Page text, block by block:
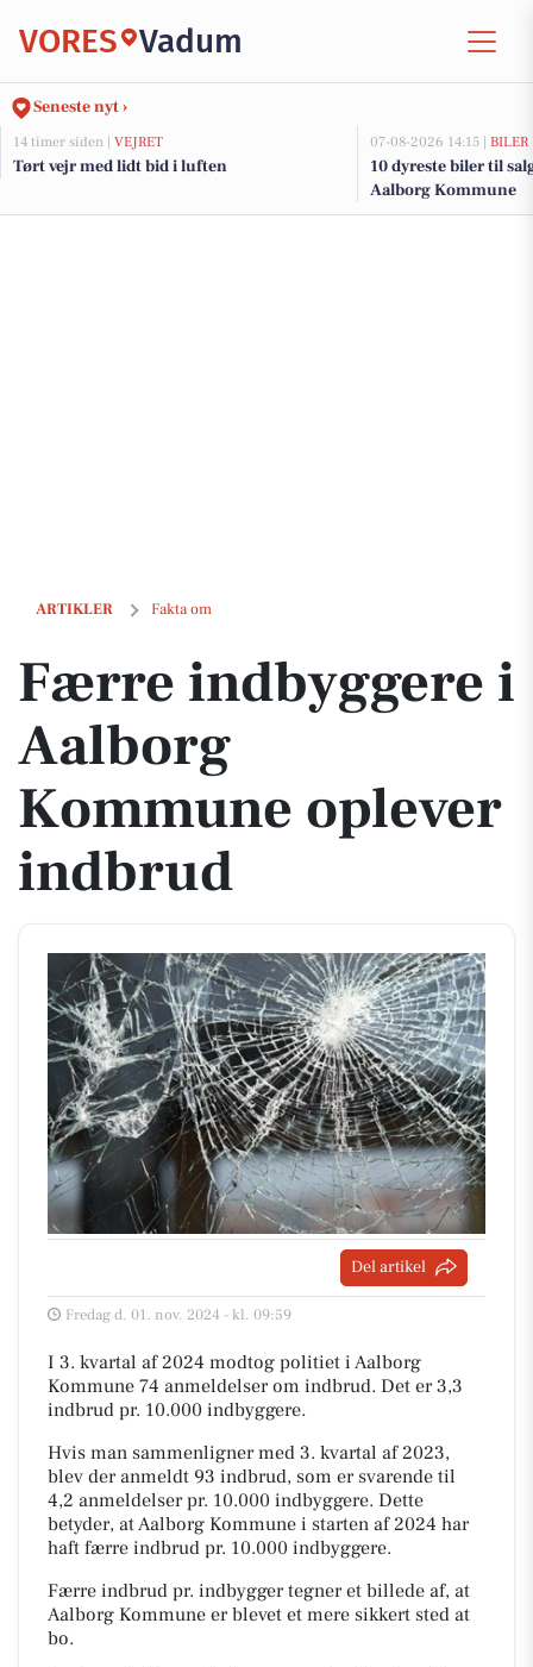
VORES Vadum
Seneste nyt ›
14 timer siden | VEJRET
Tørt vejr med lidt bid i luften
07-08-2026 14:15 | BILER
10 dyreste biler til
Aalborg Kommune
ARTIKLER Fakta om
Færre indbyggere i Aalborg Kommune oplever indbrud
Færre indbyggere i
Aalborg
Kommune oplever
indbrud
Del artikel
Fredag d. 01. nov. 2024 - kl. 09:59
I 3. kvartal af 2024 modtog politiet i Aalborg
Kommune 74 anmeldelser om indbrud. Det er 3,3
indbrud pr. 10.000 indbyggere.
Hvis man sammenligner med 3. kvartal af 2023,
blev der anmeldt 93 indbrud, som er svarende til
4,2 anmeldelser pr. 10.000 indbyggere. Dette
betyder, at Aalborg Kommune i starten af 2024 har
haft færre indbrud pr. 10.000 indbyggere.
Færre indbrud pr. indbygger tegner et billede af, at
Aalborg Kommune er blevet et mere sikkert sted at
bo.